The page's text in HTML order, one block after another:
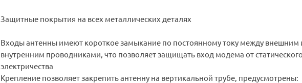
Защитные покрытия на всех металлических деталях
Входы антенны имеют короткое замыкание по постоянному току между внешним
внутренним проводниками, что позволяет защищать вход модема от статического
электричества
Крепление позволяет закрепить антенну на вертикальной трубе, предусмотрены: